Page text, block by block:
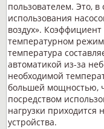
пользователем. Это,
использования
воздух».
температурном
температура
автоматикой из-за
необходимой
большей мощностью,
посредством
нагрузки приходится
устройства.